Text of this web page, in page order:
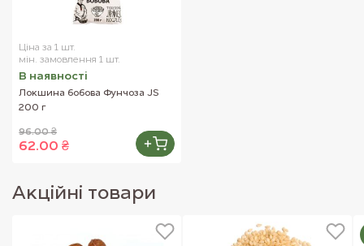
Ціна за 1 шт.
мін. замовлення 1 шт.
В наявностi
Локшина бобова Фунчоза JS
200 г
96.00 ₴
62.00 ₴
Акцiйнi товари